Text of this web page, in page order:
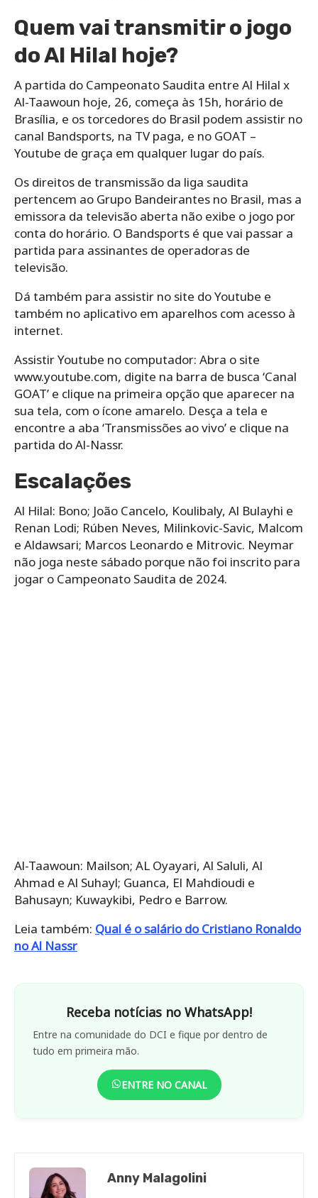
Quem vai transmitir o jogo
do Al Hilal hoje?
A partida do Campeonato Saudita entre Al Hilal x
Al-Taawoun hoje, 26, começa às 15h, horário de
Brasília, e os torcedores do Brasil podem assistir no
canal Bandsports, na TV paga, e no GOAT –
Youtube de graça em qualquer lugar do país.
Os direitos de transmissão da liga saudita
pertencem ao Grupo Bandeirantes no Brasil, mas a
emissora da televisão aberta não exibe o jogo por
conta do horário. O Bandsports é que vai passar a
partida para assinantes de operadoras de
televisão.
Dá também para assistir no site do Youtube e
também no aplicativo em aparelhos com acesso à
internet.
Assistir Youtube no computador: Abra o site
www.youtube.com, digite na barra de busca ‘Canal
GOAT’ e clique na primeira opção que aparecer na
sua tela, com o ícone amarelo. Desça a tela e
encontre a aba ‘Transmissões ao vivo’ e clique na
partida do Al-Nassr.
Escalações
Al Hilal: Bono; João Cancelo, Koulibaly, Al Bulayhi e
Renan Lodi; Rúben Neves, Milinkovic-Savic, Malcom
e Aldawsari; Marcos Leonardo e Mitrovic. Neymar
não joga neste sábado porque não foi inscrito para
jogar o Campeonato Saudita de 2024.
Al-Taawoun: Mailson; AL Oyayari, Al Saluli, Al
Ahmad e Al Suhayl; Guanca, El Mahdioudi e
Bahusayn; Kuwaykibi, Pedro e Barrow.
Leia também: Qual é o salário do Cristiano Ronaldo
no Al Nassr
Receba notícias no WhatsApp!
Entre na comunidade do DCI e fique por dentro de
tudo em primeira mão.
ENTRE NO CANAL
Anny Malagolini